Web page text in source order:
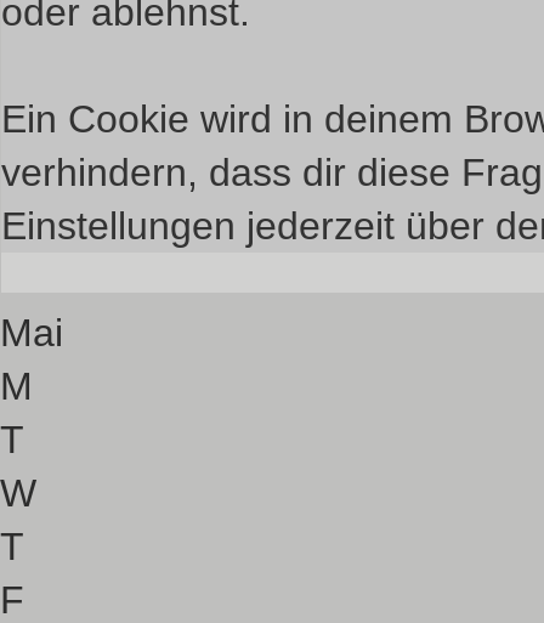
oder ablehnst.
Ein Cookie wird in deinem
verhindern, dass dir diese
Einstellungen jederzeit über
Mai
M
T
W
T
F